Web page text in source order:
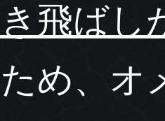
飛ばし
め、オ